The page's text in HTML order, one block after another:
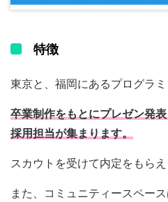
特徴
東京と、福岡にあるプログラミ
卒業制作をもとにプレゼン発
採用担当が集まります。
スカウトを受けて内定をもらえ
また、コミュニティースペー